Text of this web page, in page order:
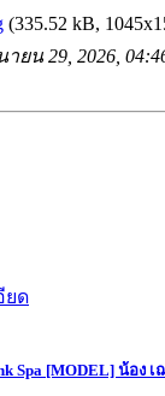
(335.52 kB,
น 29, 2026,
Spa [MODEL] น้อง